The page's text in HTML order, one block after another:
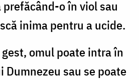
o în viol sau
inima pentru a ucide.
omul poate intra în
sau se poate